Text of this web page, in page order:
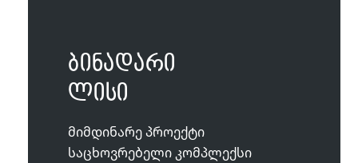
ბინადარი
ლისი
მიმდინარე პროექტი
საცხოვრებელი კომპლექსი